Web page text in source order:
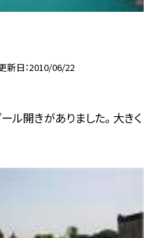
新日 2010/06/22
ル開きがありました。 大きく